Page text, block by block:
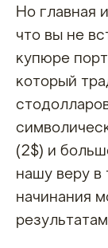
Но главная
что вы не
купюре
который
(2$) и
нашу веру
начинания